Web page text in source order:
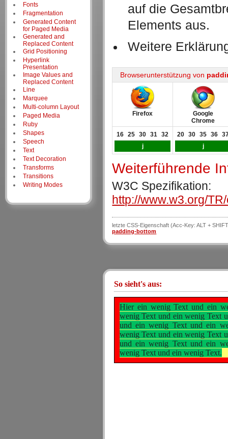
auf die
Elements aus.
Weitere
Browserunterstützung von
Firefox
Google
Chrome
16 25 30 31
32
j
20 30 35 36
j
Weiterführende
W3C Spezifikation:
http://www.w3.org/
letzte CSS-Eigenschaft (Acc-Key: ALT +
padding-bottom
So sieht's aus:
Hier ein wenig Text und ein
wenig Text und ein wenig Text
und ein wenig Text und ein
wenig Text und ein wenig Text
und ein wenig Text und ein
wenig Text und ein wenig Text.
Fonts
Fragmentation
Generated Content
for Paged Media
Generated and
Replaced Content
Grid Positioning
Hyperlink
Presentation
Image Values and
Replaced Content
Line
Marquee
Multi-column Layout
Paged Media
Ruby
Shapes
Speech
Text
Text Decoration
Transforms
Transitions
Writing Modes